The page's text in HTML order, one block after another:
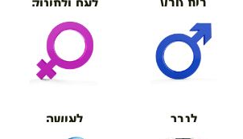
לגבר לאישה